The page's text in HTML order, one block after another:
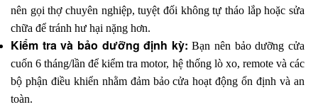
nên gọi thợ chuyên nghiệp, tuyệt đối không tự tháo lắp hoặc sửa
chữa để tránh hư hại nặng hơn.
Kiểm tra và bảo dưỡng định kỳ: Bạn nên bảo dưỡng cửa
cuốn 6 tháng/lần để kiểm tra motor, hệ thống lò xo, remote và các
bộ phận điều khiển nhằm đảm bảo cửa hoạt động ổn định và an
toàn.